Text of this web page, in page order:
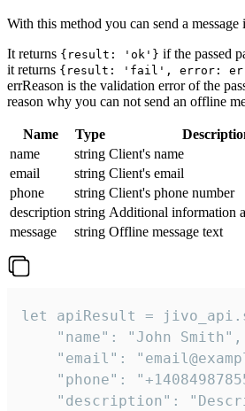
With this method you can send a
It returns {result: 'ok'} if the passed
it returns {result: 'fail', error:
errReason is the validation error of the
reason why you can not send an offline
Name Type
name
string Client's name
email
string Client's email
phone
string Client's phone number
description string Additional information
message
string Offline message text
let apiResult =
    "name": "John Smith",
"email":
"phone":
"description":